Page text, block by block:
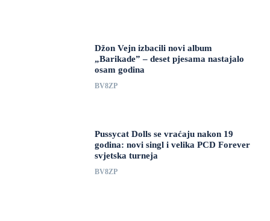
Džon Vejn izbacili novi album
„Barikade” – deset pjesama nastajalo
osam godina
BV8ZP
Pussycat Dolls se vraćaju nakon 19
godina: novi singl i velika PCD Forever
svjetska turneja
BV8ZP